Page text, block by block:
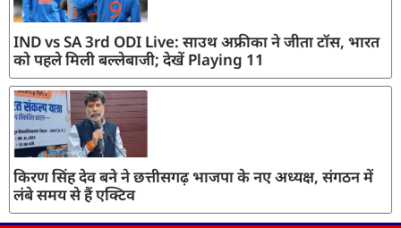
IND vs SA 3rd ODI Live: साउथ अफ्रीका ने जीता टॉस, भारत
को पहले मिली बल्लेबाजी; देखें Playing 11
किरण सिंह देव बने ने छत्तीसगढ़ भाजपा के नए अध्यक्ष, संगठन में
लंबे समय से हैं एक्टिव